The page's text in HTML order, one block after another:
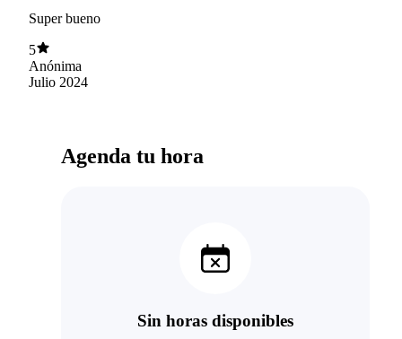
Super bueno
5
Anónima
Julio 2024
Agenda tu hora
Sin horas disponibles